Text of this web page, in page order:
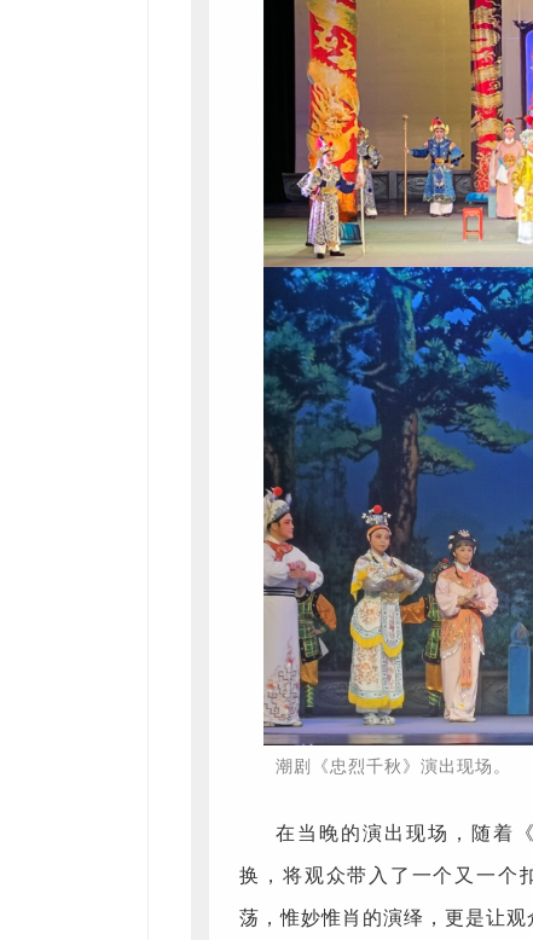
潮剧《忠烈千秋》演出现场。
在当晚的演出现场，随着
换，将观众带入了一个又一个
荡，惟妙惟肖的演绎，更是让观